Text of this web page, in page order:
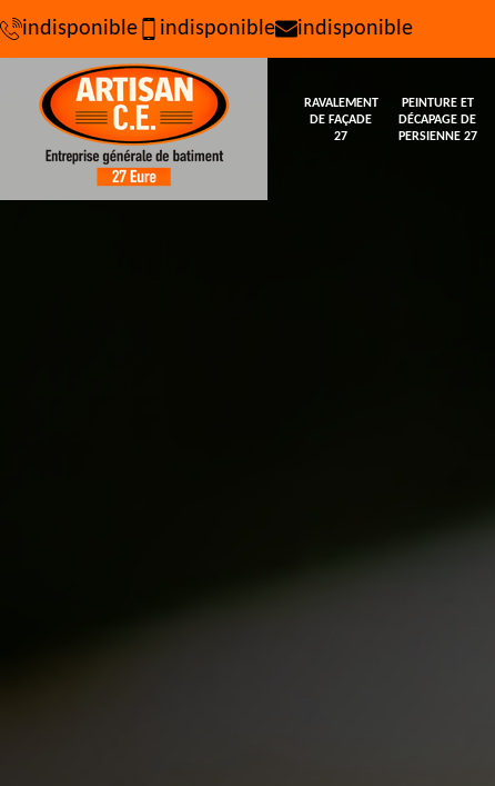
indisponible indisponible indisponible
RAVALEMENT
DE FAÇADE
27
PEINTURE ET
DÉCAPAGE DE
PERSIENNE 27